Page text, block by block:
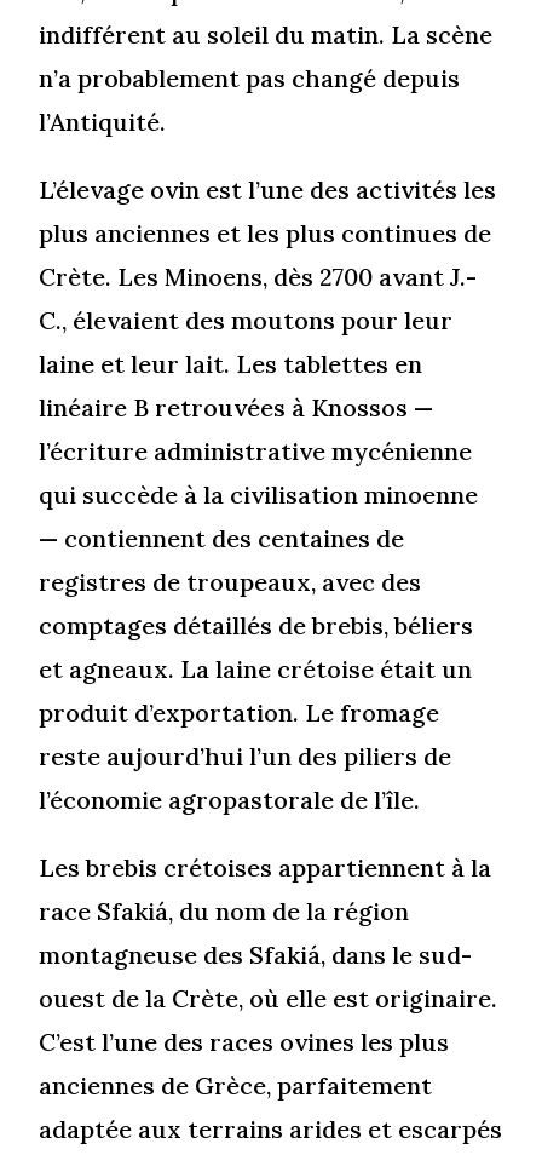
indifférent au soleil du matin. La scène
n’a probablement pas changé depuis
l’Antiquité.
L’élevage ovin est l’une des activités les
plus anciennes et les plus continues de
Crète. Les Minoens, dès 2700 avant J.-
C., élevaient des moutons pour leur
laine et leur lait. Les tablettes en
linéaire B retrouvées à Knossos —
l’écriture administrative mycénienne
qui succède à la civilisation minoenne
— contiennent des centaines de
registres de troupeaux, avec des
comptages détaillés de brebis, béliers
et agneaux. La laine crétoise était un
produit d’exportation. Le fromage
reste aujourd’hui l’un des piliers de
l’économie agropastorale de l’île.
Les brebis crétoises appartiennent à la
race Sfakiá, du nom de la région
montagneuse des Sfakiá, dans le sud-
ouest de la Crète, où elle est originaire.
C’est l’une des races ovines les plus
anciennes de Grèce, parfaitement
adaptée aux terrains arides et escarpés